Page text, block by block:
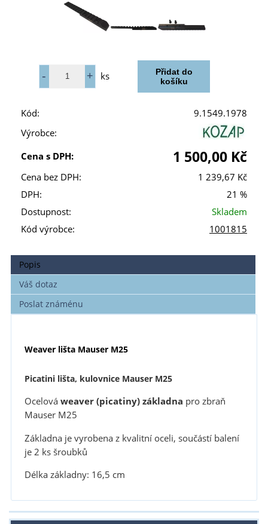
ks
Kód:
9.1549.1978
Výrobce:
Cena s DPH:
1 500,00 Kč
Cena bez DPH:
1 239,67 Kč
DPH:
21 %
Dostupnost:
Skladem
Kód výrobce:
1001815
Popis
Váš dotaz
Poslat známénu
Weaver lišta Mauser M25
Picatini lišta, kulovnice Mauser M25
Ocelováweaver (picatiny) základna pro zbraň
Mauser M25
Základna je vyrobena z kvalitní oceli, součástí balení
je 2 ks šroubků
Délka základny: 16,5 cm